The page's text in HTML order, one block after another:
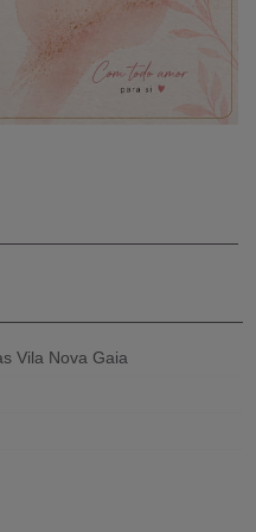
Vila Nova Gaia